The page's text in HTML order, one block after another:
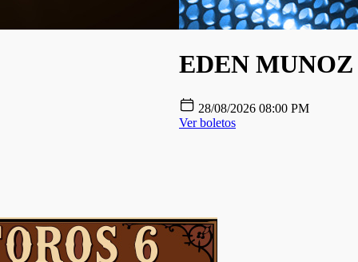
EDEN MUNOZ
28/08/2026 08:00 PM
Ver boletos